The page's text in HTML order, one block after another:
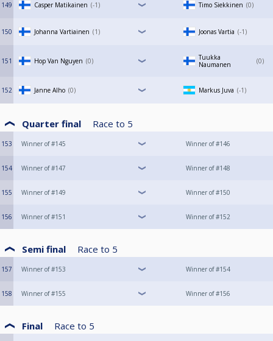
149 Casper Matikainen -1 Timo Siekkinen 0
150 Johanna Vartiainen 1 Joonas Vartia -1
151 Hop Van Nguyen 0
Tuukka
Naumanen
0
152 Janne Alho 0 Markus Juva -1
Quarter final Race to 5
153 Winner of #145 Winner of #146
154 Winner of #147 Winner of #148
155 Winner of #149 Winner of #150
156 Winner of #151 Winner of #152
Semi final Race to 5
157 Winner of #153 Winner of #154
158 Winner of #155 Winner of #156
Final Race to 5